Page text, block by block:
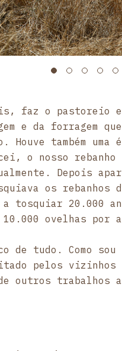
faz o pastoreio
e da forragem que
também uma
o nosso rebanho
Depois
os rebanhos
a tosquiar 20.000
ovelhas por
de tudo. Como sou
pelos vizinhos
outros trabalhos